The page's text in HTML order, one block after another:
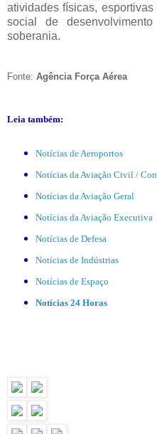
atividades físicas,
social de
soberania.
Fonte: Agência Força Aérea
Leia também:
Notícias de Aeroportos
Notícias da Aviação Civil /
Notícias da Aviação Geral
Notícias da Aviação Executiva
Notícias de Defesa
Notícias de Indústrias
Notícias de Espaço
Notícias 24 Horas